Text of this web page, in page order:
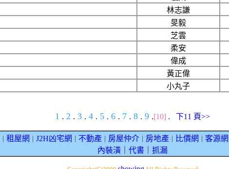
林志謙
旻毅
芝雲
柔安
偉成
黃正偉
小丸子
1 . 2 . 3 . 4 . 5 . 6 . 7 . 8 . 9 .[10] . 下11 頁>>
租屋網 J2H凶宅網 不動產｜ 房屋仲介｜ 房地產｜ 比價網 客源網
內裝潢
代書 抓漏